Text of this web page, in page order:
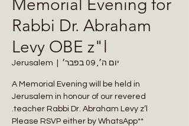
Memorial Evening for
Rabbi Dr. Abraham
Levy OBE z"l
יום ה׳, 09 בפבר׳ Jerusalem
A Memorial Evening will be held in
Jerusalem in honour of our revered
**Please RSVP either by WhatsApp